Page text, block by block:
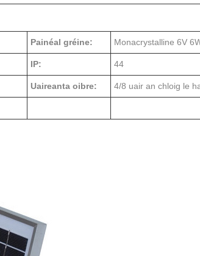
Painéal gréine: Monacrystalline 6V
IP: 44
Uaireanta oibre: 4/8 uair an chloig le